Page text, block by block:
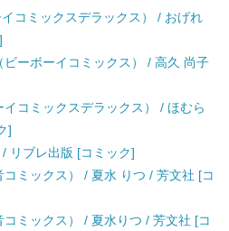
コミックスデラックス） / おげれ
ーボーイコミックス） / 高久 尚子
コミックスデラックス） / ほむら
]
リブレ出版 [コミック]
ミックス） / 夏水 りつ / 芳文社 [コ
ミックス） / 夏水りつ / 芳文社 [コ